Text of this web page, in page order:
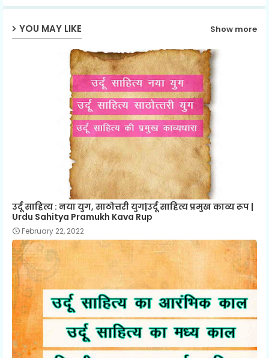
p
YOU MAY LIKE Show more
उर्दू साहित्य : नया युग, साठोत्तरी युग|उर्दू साहित्य प्रमुख काव्य रूप |
Urdu Sahitya Pramukh Kava Rup
February 22, 2022